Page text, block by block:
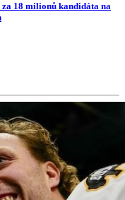
18 milionů kandidáta na